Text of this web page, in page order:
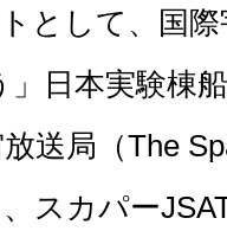
として、国
」日本実験棟
送局（The
スカパー